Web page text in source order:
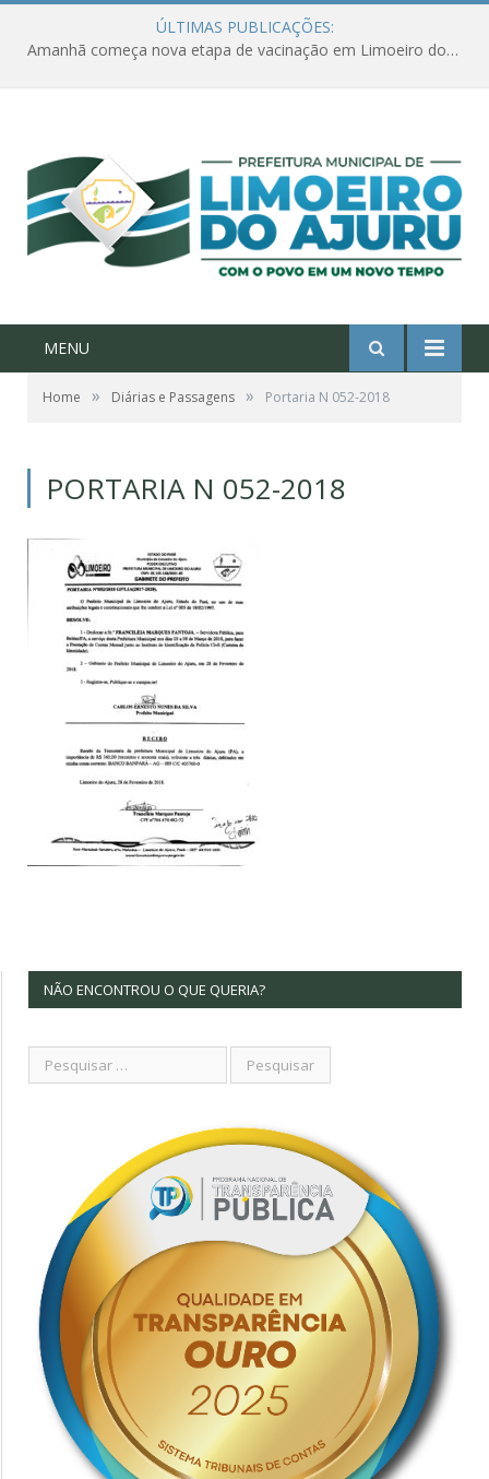
ÚLTIMAS PUBLICAÇÕES:
Amanhã começa nova etapa de vacinação em Limoeiro do Ajuru para idosos com 65 ou mais
MENU
Home » Diárias e Passagens » Portaria N 052-2018
PORTARIA N 052-2018
NÃO ENCONTROU O QUE QUERIA?